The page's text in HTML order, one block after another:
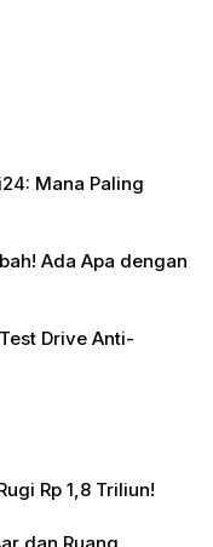
Mana Paling
Ada Apa dengan
Drive Anti-
Rp 1,8 Triliun!